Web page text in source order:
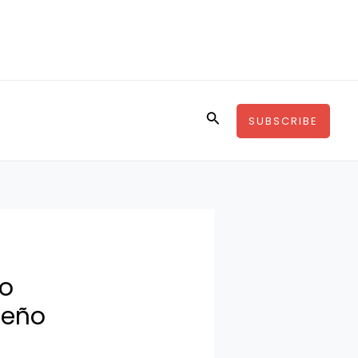
BuscarSUBSCRIBE